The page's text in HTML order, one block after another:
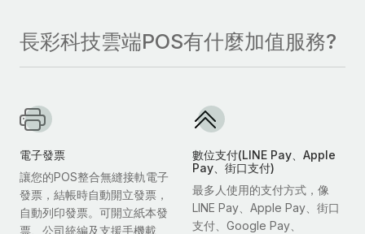
長彩科技雲端POS有什麼加值服務?
電子發票
讓您的POS整合無縫接軌電子
發票，結帳時自動開立發票，
自動列印發票。可開立紙本發
票、公司統編及支援手機載
數位支付(LINE Pay、Apple
Pay、街口支付)
最多人使用的支付方式，像
LINE Pay、Apple Pay、街口
支付、Google Pay、